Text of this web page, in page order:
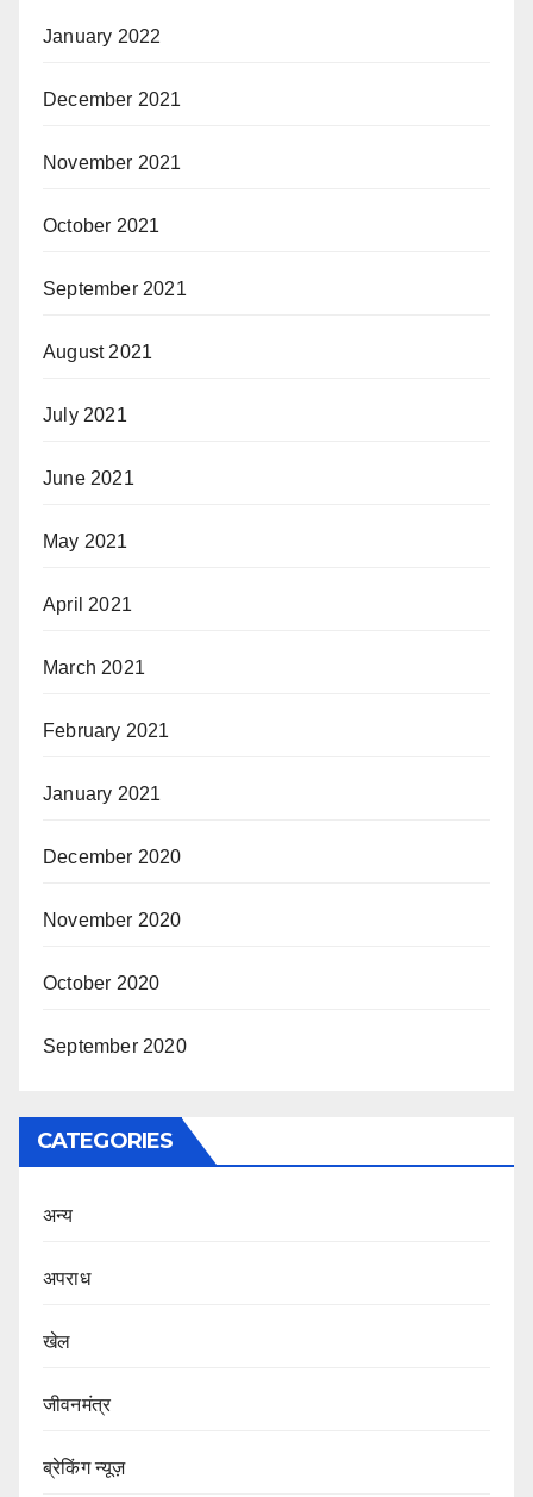
January 2022
December 2021
November 2021
October 2021
September 2021
August 2021
July 2021
June 2021
May 2021
April 2021
March 2021
February 2021
January 2021
December 2020
November 2020
October 2020
September 2020
CATEGORIES
अन्य
अपराध
खेल
जीवनमंत्र
ब्रेकिंग न्यूज़